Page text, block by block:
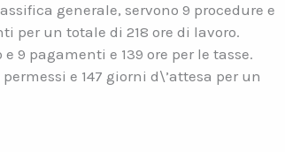
generale, servono 9 procedure e
per un totale di 218 ore di lavoro.
9 pagamenti e 139 ore per le tasse.
e 147 giorni d\’attesa per un